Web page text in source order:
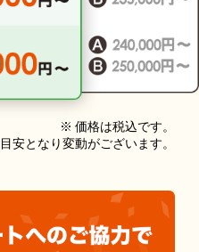
※ 価格は税込です。
安となり変動がございます。